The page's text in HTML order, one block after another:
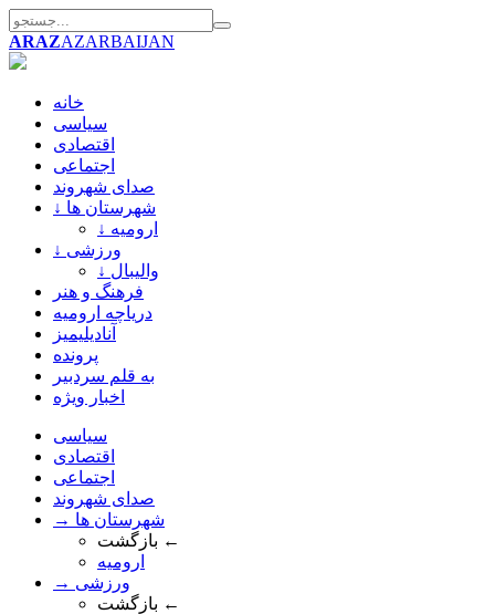
ARAZAZARBAIJAN
خانه
سیاسی
اقتصادی
اجتماعی
صدای شهروند
↓ شهرستان ها
↓ ارومیه
↓ ورزشی
↓ والیبال
فرهنگ و هنر
دریاچه ارومیه
آنادیلیمیز
پرونده
به قلم سردبیر
اخبار ویژه
سیاسی
اقتصادی
اجتماعی
صدای شهروند
→ شهرستان ها
بازگشت ←
ارومیه
→ ورزشی
بازگشت ←